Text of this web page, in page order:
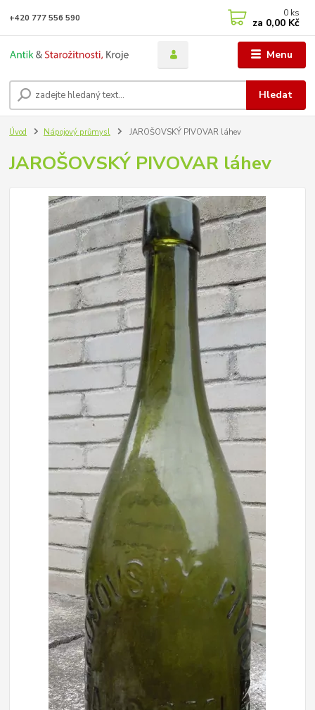
Menu
Hledat
+420 777 556 590 0 ks
za 0,00 Kč
Úvod Nápojový průmysl JAROŠOVSKÝ PIVOVAR láhev
JAROŠOVSKÝ PIVOVAR láhev